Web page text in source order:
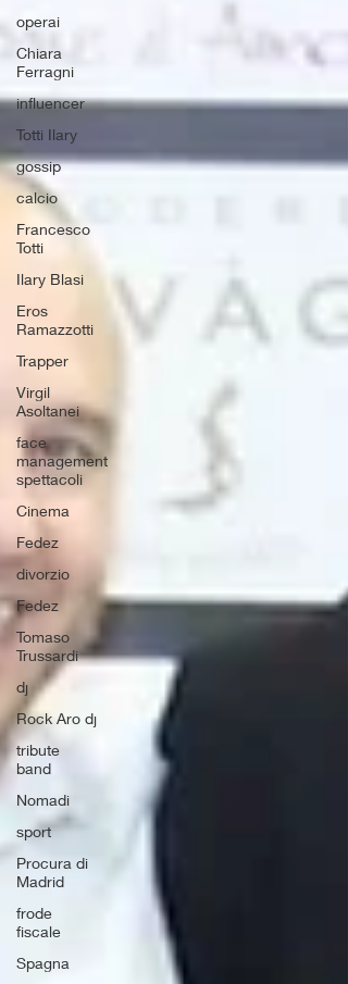
operai
Chiara
Ferragni
influencer
Totti Ilary
gossip
calcio
Francesco
Totti
Ilary Blasi
Eros
Ramazzotti
Trapper
Virgil
Asoltanei
face
management
spettacoli
Cinema
Fedez
divorzio
Fedez
Tomaso
Trussardi
dj
Rock Aro dj
tribute
band
Nomadi
sport
Procura di
Madrid
frode
fiscale
Spagna